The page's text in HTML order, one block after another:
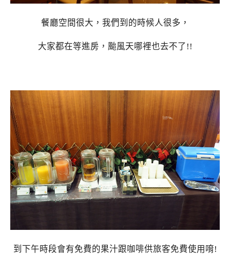
餐廳空間很大，我們到的時候人很多，
大家都在等進房，颱風天哪裡也去不了!!
到下午時段會有免費的果汁跟咖啡供旅客免費使用唷!